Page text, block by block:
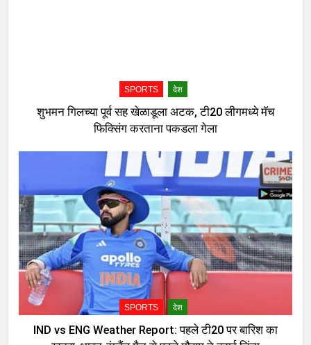
SPORTS देश
शुभमन गिलच्या पूर्व सह खेळाडूला अटक, टी20 लीगमध्ये मॅच
फिक्सिंग करताना पकडला गेला
SPORTS देश
IND vs ENG Weather Report: पहले टी20 पर बारिश का